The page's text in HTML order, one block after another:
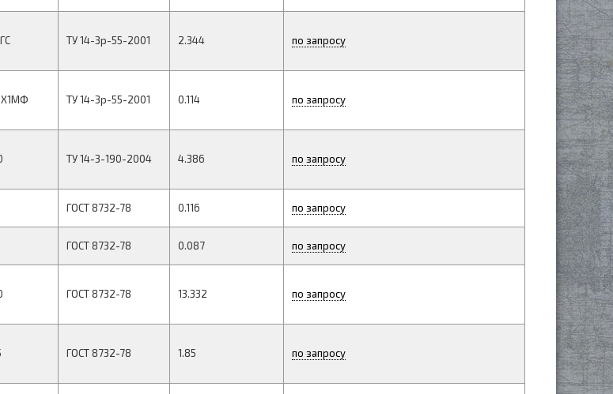
ТУ 14-3р-55-2001 2.344 по запросу
ТУ 14-3р-55-2001 0.114 по запросу
ТУ 14-3-190-2004 4.386 по запросу
ГОСТ 8732-78 0.116 по запросу
ГОСТ 8732-78 0.087 по запросу
ГОСТ 8732-78 13.332 по запросу
ГОСТ 8732-78 1.85 по запросу